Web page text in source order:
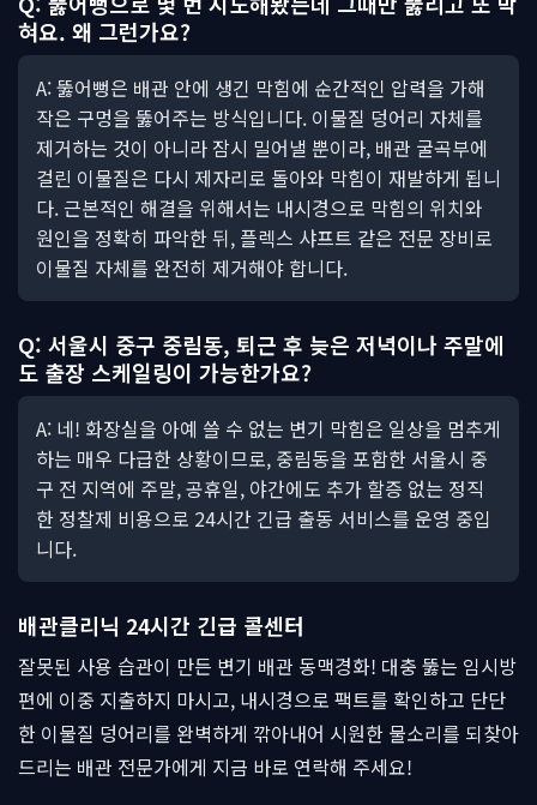
혀요. 왜 그런가요?
A: 뚫어뻥은 배관 안에 생긴 막힘에 순간적인 압력을 가해
작은 구멍을 뚫어주는 방식입니다. 이물질 덩어리 자체를
제거하는 것이 아니라 잠시 밀어낼 뿐이라, 배관 굴곡부에
걸린 이물질은 다시 제자리로 돌아와 막힘이 재발하게 됩니
다. 근본적인 해결을 위해서는 내시경으로 막힘의 위치와
원인을 정확히 파악한 뒤, 플렉스 샤프트 같은 전문 장비로
이물질 자체를 완전히 제거해야 합니다.
Q: 서울시 중구 중림동, 퇴근 후 늦은 저녁이나 주말에
도 출장 스케일링이 가능한가요?
A: 네! 화장실을 아예 쓸 수 없는 변기 막힘은 일상을 멈추게
하는 매우 다급한 상황이므로, 중림동을 포함한 서울시 중
구 전 지역에 주말, 공휴일, 야간에도 추가 할증 없는 정직
한 정찰제 비용으로 24시간 긴급 출동 서비스를 운영 중입
니다.
배관클리닉 24시간 긴급 콜센터
잘못된 사용 습관이 만든 변기 배관 동맥경화! 대충 뚫는 임시방
편에 이중 지출하지 마시고, 내시경으로 팩트를 확인하고 단단
한 이물질 덩어리를 완벽하게 깎아내어 시원한 물소리를 되찾아
드리는 배관 전문가에게 지금 바로 연락해 주세요!